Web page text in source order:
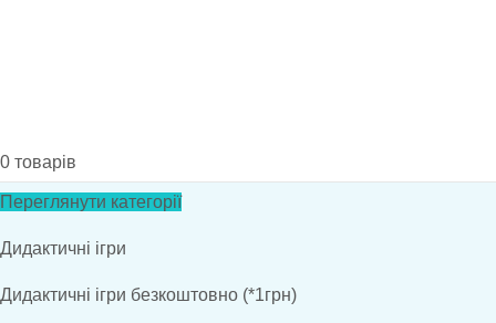
0 товарів
Переглянути категорії
Дидактичні ігри
Дидактичні ігри безкоштовно (*1грн)